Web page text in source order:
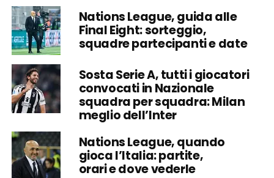
Nations League, guida alle
Final Eight: sorteggio,
squadre partecipanti e date
Sosta Serie A, tutti i giocatori
convocati in Nazionale
squadra per squadra: Milan
meglio dell’Inter
Nations League, quando
gioca l’Italia: partite,
orari e dove vederle